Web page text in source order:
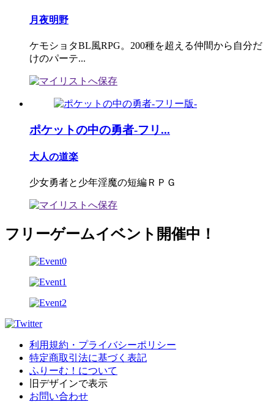
月夜明野
ケモショタBL風RPG。200種を超える仲間から自分だ
けのパーテ...
ポケットの中の勇者-フリ...
大人の道楽
少女勇者と少年淫魔の短編ＲＰＧ
フリーゲームイベント開催中！
利用規約・プライバシーポリシー
特定商取引法に基づく表記
ふりーむ！について
旧デザインで表示
お問い合わせ